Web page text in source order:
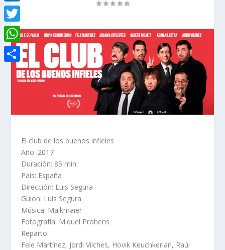
El club de los buenos infieles
Año: 2017
Duración: 85 min.
País: España
Dirección: Luis Segura
Guion: Luis Segura
Música: Maikmaier
Fotografía: Miquel Prohens
Reparto
Fele Martínez, Jordi Vilches, Hovik Keuchkerian, Raúl
a
c
e
b
L
i
n
k
T
w
i
W